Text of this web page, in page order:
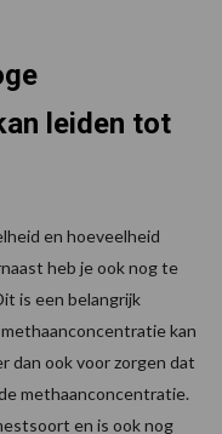
leiden tot
en hoeveelheid
heb je ook nog te
is een belangrijk
kan
dan ook voor zorgen dat
methaanconcentratie.
en is ook nog